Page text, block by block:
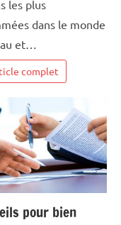
les plus
dans le monde
et…
complet
pour bien